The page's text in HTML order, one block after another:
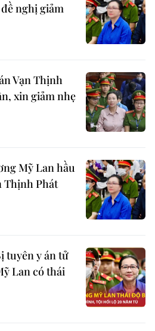
nghị giảm
Vạn Thịnh
xin giảm nhẹ
Mỹ Lan hầu
Thịnh Phát
tuyên y án tử
Lan có thái